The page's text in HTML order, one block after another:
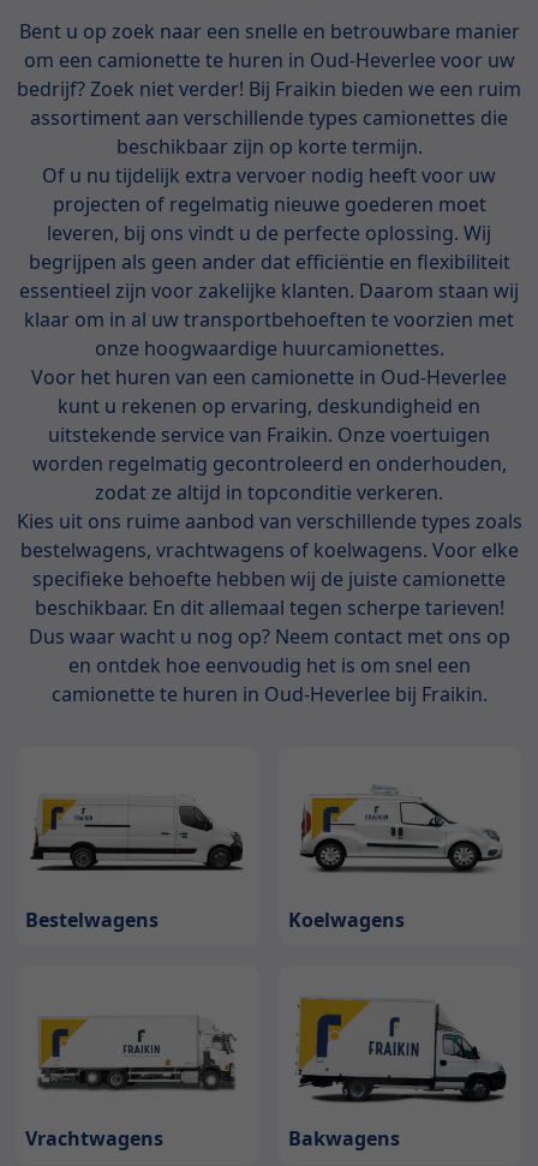
Bent u op zoek naar een snelle en betrouwbare manier
om een camionette te huren in Oud-Heverlee voor uw
bedrijf? Zoek niet verder! Bij Fraikin bieden we een ruim
assortiment aan verschillende types camionettes die
beschikbaar zijn op korte termijn.
Of u nu tijdelijk extra vervoer nodig heeft voor uw
projecten of regelmatig nieuwe goederen moet
leveren, bij ons vindt u de perfecte oplossing. Wij
begrijpen als geen ander dat efficiëntie en flexibiliteit
essentieel zijn voor zakelijke klanten. Daarom staan wij
klaar om in al uw transportbehoeften te voorzien met
onze hoogwaardige huurcamionettes.
Voor het huren van een camionette in Oud-Heverlee
kunt u rekenen op ervaring, deskundigheid en
uitstekende service van Fraikin. Onze voertuigen
worden regelmatig gecontroleerd en onderhouden,
zodat ze altijd in topconditie verkeren.
Kies uit ons ruime aanbod van verschillende types zoals
bestelwagens, vrachtwagens of koelwagens. Voor elke
specifieke behoefte hebben wij de juiste camionette
beschikbaar. En dit allemaal tegen scherpe tarieven!
Dus waar wacht u nog op? Neem contact met ons op
en ontdek hoe eenvoudig het is om snel een
camionette te huren in Oud-Heverlee bij Fraikin.
Bestelwagens Koelwagens
Vrachtwagens Bakwagens